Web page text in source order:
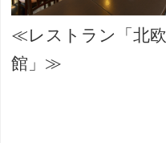
≪レストラン「北欧
館」≫